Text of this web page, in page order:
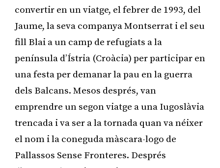
convertir en un viatge, el febrer de 1993, del
Jaume, la seva companya Montserrat i el seu
fill Blai a un camp de refugiats a la
península d’Ístria (Croàcia) per participar en
una festa per demanar la pau en la guerra
dels Balcans. Mesos després, van
emprendre un segon viatge a una Iugoslàvia
trencada i va ser a la tornada quan va néixer
el nom i la coneguda màscara-logo de
Pallassos Sense Fronteres. Després